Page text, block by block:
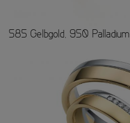
585 Gelbgold, 950 Palladium